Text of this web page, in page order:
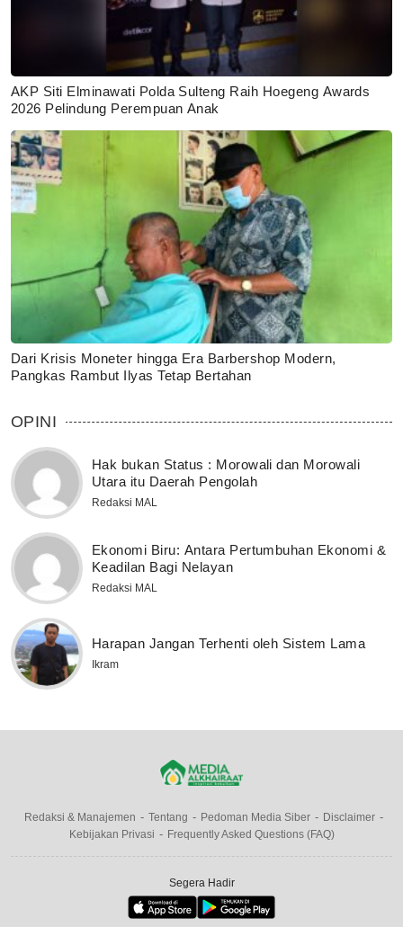
AKP Siti Elminawati Polda Sulteng Raih Hoegeng Awards
2026 Pelindung Perempuan Anak
Dari Krisis Moneter hingga Era Barbershop Modern,
Pangkas Rambut Ilyas Tetap Bertahan
OPINI
Hak bukan Status : Morowali dan Morowali
Utara itu Daerah Pengolah
Redaksi MAL
Ekonomi Biru: Antara Pertumbuhan Ekonomi &
Keadilan Bagi Nelayan
Redaksi MAL
Harapan Jangan Terhenti oleh Sistem Lama
Ikram
Redaksi & Manajemen Tentang Pedoman Media Siber
Disclaimer
Kebijakan Privasi
Frequently Asked Questions (FAQ)
Segera Hadir